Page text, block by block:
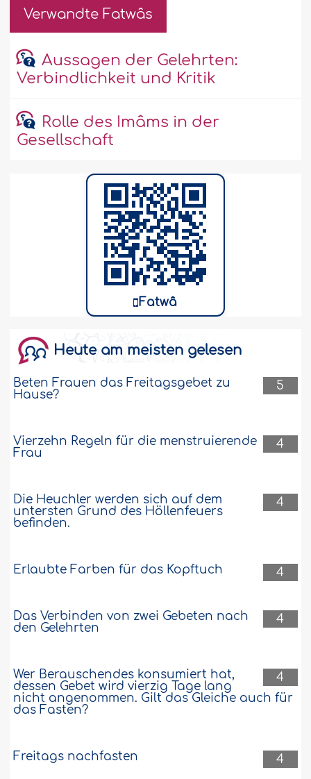
Verwandte Fatwâs
Aussagen der Gelehrten:
Verbindlichkeit und Kritik
Rolle des Imâms in der
Gesellschaft
Fatwâ
Heute am meisten gelesen
5
Beten Frauen das Freitagsgebet zu
Hause?
4
Vierzehn Regeln für die menstruierende
Frau
4
Die Heuchler werden sich auf dem
untersten Grund des Höllenfeuers
befinden.
4
Erlaubte Farben für das Kopftuch
4
Das Verbinden von zwei Gebeten nach
den Gelehrten
4
Wer Berauschendes konsumiert hat,
dessen Gebet wird vierzig Tage lang
nicht angenommen. Gilt das Gleiche auch für
das Fasten?
4
Freitags nachfasten